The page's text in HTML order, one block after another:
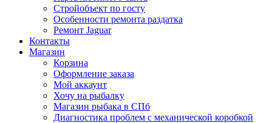
Стройобъект по госту
Особенности ремонта раздатка
Ремонт Jaguar
Контакты
Магазин
Корзина
Оформление заказа
Мой аккаунт
Хочу на рыбалку
Магазин рыбака в СПб
Диагностика проблем с механической коробкой